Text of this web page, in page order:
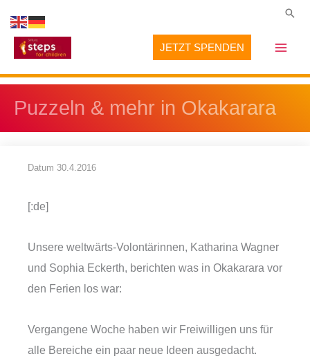
Inhalt
springen
JETZT SPENDEN
Puzzeln & mehr in Okakarara
Datum 30.4.2016
[:de]
Unsere weltwärts-Volontärinnen, Katharina Wagner
und Sophia Eckerth, berichten was in Okakarara vor
den Ferien los war:
Vergangene Woche haben wir Freiwilligen uns für
alle Bereiche ein paar neue Ideen ausgedacht.